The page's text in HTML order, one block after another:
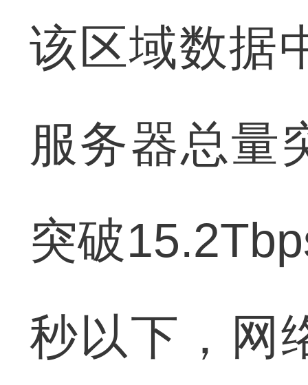
该区域数据
服务器总量
突破
秒以下，网